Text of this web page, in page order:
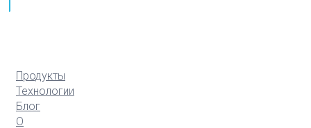
Продукты
Технологии
Блог
О